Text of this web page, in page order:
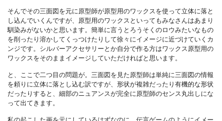
そんでその三面図を元に原型師が原型用のワックスを使って立体に落と
し込んでいくんですが、原型用のワックスといってもみなさんはあまり
馴染みがないかと思います。簡単に言うとろうそくのロウみたいなもの
を削ったり溶かしてくっつけたりして徐々にイメージに近づけていくカ
ンジです。シルバーアクセサリーとか自分で作る方はワックス原型用の
ワックスをそのままイメージしていただければと思います。
と、ここで二つ目の問題が。三面図を見た原型師は単純に三面図の情報
を頼りに立体に落とし込む訳ですが、形状が複雑だったり有機的な形状
だったりすると、細部のニュアンスが完全に原型師のセンス丸出しにな
って出てきます。